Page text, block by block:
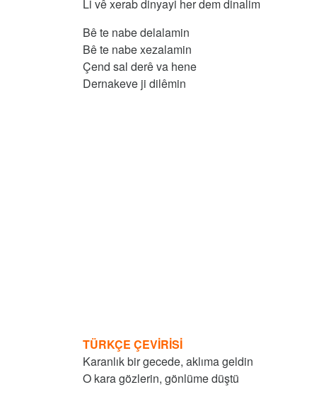
Li vê xerab dinyayi her dem dinalim
Bê te nabe delalamin
Bê te nabe xezalamin
Çend sal derê va hene
Dernakeve ji dilêmin
TÜRKÇE ÇEVİRİSİ
Karanlık bir gecede, aklıma geldin
O kara gözlerin, gönlüme düştü